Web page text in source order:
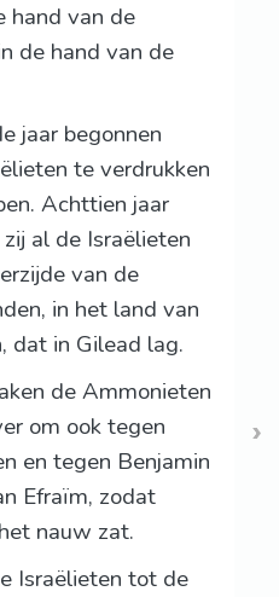
hand van de
de hand van de
jaar begonnen
te verdrukken
Achttien jaar
al de Israëlieten
van de
in het land van
dat in Gilead lag.
de Ammonieten
om ook tegen
en tegen Benjamin
Efraïm, zodat
nauw zat.
Israëlieten tot de